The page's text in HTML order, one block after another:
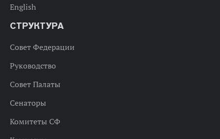
English
СТРУКТУРА
Совет Федерации
Руководство
Совет Палаты
Сенаторы
Комитеты СФ